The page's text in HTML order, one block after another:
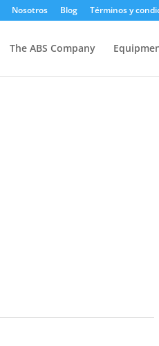
Nosotros Blog Términos y
The ABS Company